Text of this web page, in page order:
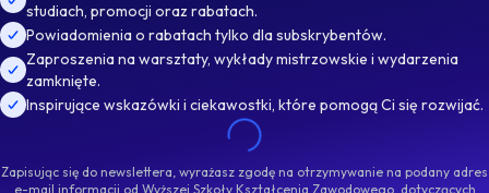
studiach, promocji oraz rabatach.
Powiadomienia o rabatach tylko dla subskrybentów.
Zaproszenia na warsztaty, wykłady mistrzowskie i wydarzenia
zamknięte.
Inspirujące wskazówki i ciekawostki, które pomogą Ci się rozwijać.
Zapisując się do newslettera, wyrażasz zgodę na otrzymywanie na podany adres
e-mail informacji od Wyższej Szkoły Kształcenia Zawodowego, dotyczących